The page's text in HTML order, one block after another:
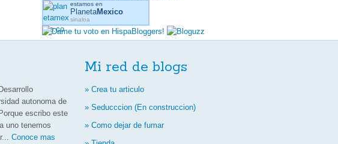
estamos en
PlanetaMexico
sinaloa
autonoma de
escribo este
uno tenemos
Conoce mas
Mi red de blogs
» Crea tu articulo
» Seducccion (En construccion)
» Como dejar de fumar